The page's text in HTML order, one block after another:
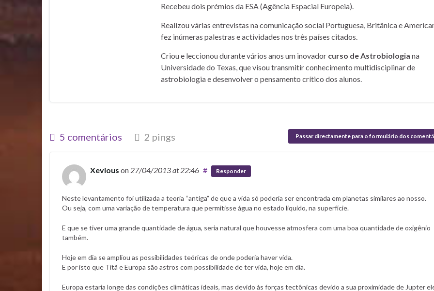
Recebeu dois prémios da ESA (Agência Espacial Europeia).
Realizou várias entrevistas na comunicação social Portuguesa, Britânica e
fez inúmeras palestras e actividades nos três países citados.
Criou e leccionou durante vários anos um inovador curso de Astrobiologia na
Universidade do Texas, que visou transmitir conhecimento multidisciplinar de
astrobiologia e desenvolver o pensamento crítico dos alunos.
5 comentários 2 pings Passar directamente para o formulário dos
Xevious on 27/04/2013at 22:46 # Responder
Neste levantamento foi utilizada a teoria “antiga” de que a vida só poderia ser encontrada em planetas similares ao nosso.
Ou seja, com uma variação de temperatura que permitisse água no estado liquido, na superfície.
E que se tiver uma grande quantidade de água, seria natural que houvesse atmosfera com uma boa quantidade de oxigênio
também.
Hoje em dia se ampliou as possibilidades teóricas de onde poderia haver vida.
E por isto que Titã e Europa são astros com possibilidade de ter vida, hoje em dia.
Europa estaria longe das condições climáticas ideais, mas devido às forças tectônicas devido a sua proximidade de Jupter